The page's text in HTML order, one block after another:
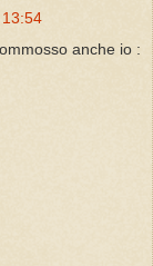
anche io :